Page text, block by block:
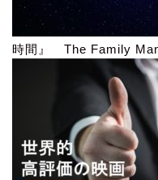
時間』 The Family